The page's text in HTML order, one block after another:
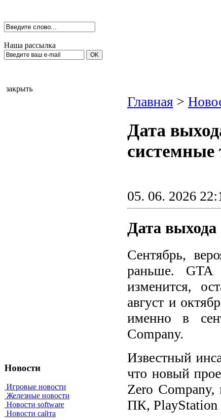
Наша рассылка
закрыть
Новости
Игровые новости
Железные новости
Новости software
Новости сайта
Главная >
Дата
системные
05. 06. 2026
Дата
Сентябрь,
раньше.
изменится,
август и
именно в
Company.
Известный
что новый
Zero Company,
ПК, PlayStation